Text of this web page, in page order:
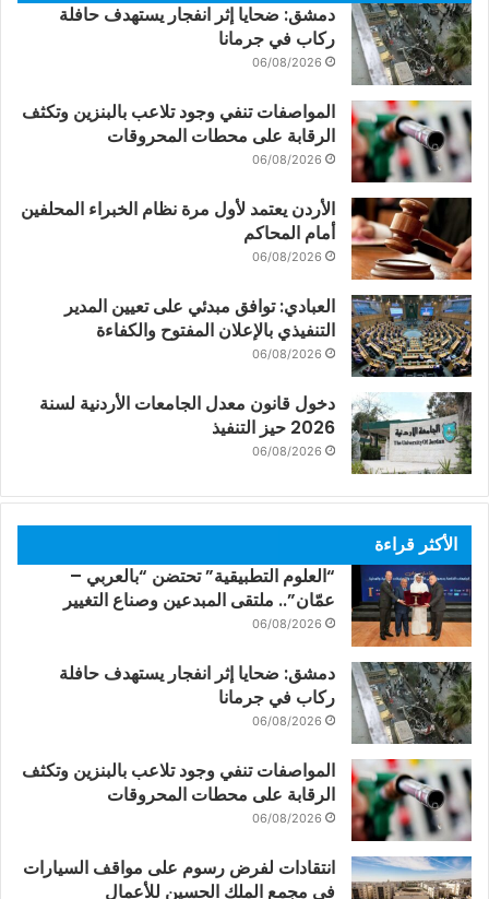
دمشق: ضحايا إثر انفجار يستهدف حافلة
ركاب في جرمانا
06/08/2026
المواصفات تنفي وجود تلاعب بالبنزين وتكثف
الرقابة على محطات المحروقات
06/08/2026
الأردن يعتمد لأول مرة نظام الخبراء المحلفين
أمام المحاكم
06/08/2026
العبادي: توافق مبدئي على تعيين المدير
التنفيذي بالإعلان المفتوح والكفاءة
06/08/2026
دخول قانون معدل الجامعات الأردنية لسنة
2026 حيز التنفيذ
06/08/2026
الأكثر قراءة
“العلوم التطبيقية” تحتضن “بالعربي –
عمّان”.. ملتقى المبدعين وصناع التغيير
06/08/2026
دمشق: ضحايا إثر انفجار يستهدف حافلة
ركاب في جرمانا
06/08/2026
المواصفات تنفي وجود تلاعب بالبنزين وتكثف
الرقابة على محطات المحروقات
06/08/2026
انتقادات لفرض رسوم على مواقف السيارات
في مجمع الملك الحسين للأعمال